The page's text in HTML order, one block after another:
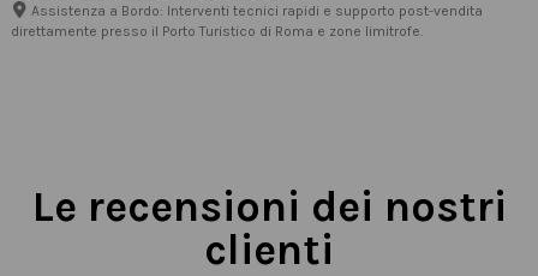
Assistenza a Bordo: Interventi tecnici rapidi e supporto post-vendita
direttamente presso il Porto Turistico di Roma e zone limitrofe.
Le recensioni dei nostri
clienti